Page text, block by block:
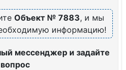
Объект № 7883, и мы
информацию!
мессенджер и задайте
вопрос